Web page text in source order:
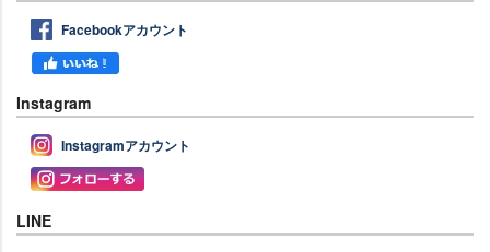
Facebookアカウント
Instagram
Instagramアカウント
LINE